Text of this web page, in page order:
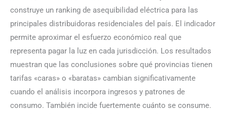
construye un ranking de asequibilidad eléctrica para las
principales distribuidoras residenciales del país. El indicador
permite aproximar el esfuerzo económico real que
representa pagar la luz en cada jurisdicción. Los resultados
muestran que las conclusiones sobre qué provincias tienen
tarifas «caras» o «baratas» cambian significativamente
cuando el análisis incorpora ingresos y patrones de
consumo. También incide fuertemente cuánto se consume.